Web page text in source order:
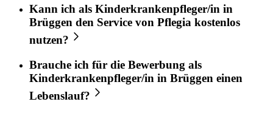
Kann ich als Kinderkrankenpfleger/in in
Brüggen den Service von Pflegia kostenlos
nutzen?
Brauche ich für die Bewerbung als
Kinderkrankenpfleger/in in Brüggen einen
Lebenslauf?